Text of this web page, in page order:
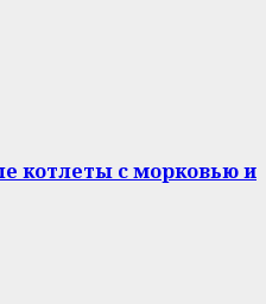
котлеты с морковью и